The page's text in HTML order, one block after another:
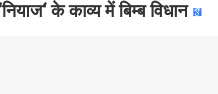
के काव्य में बिम्ब विधान